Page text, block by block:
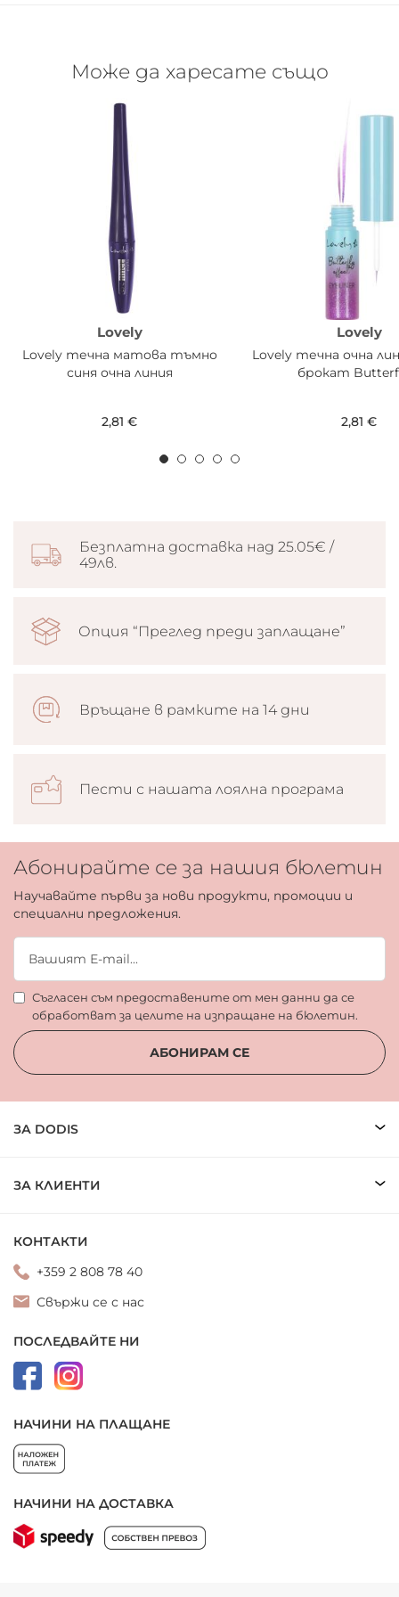
Може да харесате също
Lovely
Lovely течна матова тъмно
синя очна линия
2,81 €
Lovely
Lovely течна очна
брокат
2,81 €
Безплатна доставка над 25.05€ /
49лв.
Опция “Преглед преди заплащане”
Връщане в рамките на 14 дни
Пести с нашата лоялна програма
Абонирайте се за нашия бюлетин
Научавайте първи за нови продукти, промоции и
специални предложения.
Съгласен съм предоставените от мен данни да се
обработват за целите на изпращане на бюлетин.
АБОНИРАМ СЕ
ЗА DODIS
ЗА КЛИЕНТИ
КОНТАКТИ
+359 2 808 78 40
Свържи се с нас
ПОСЛЕДВАЙТЕ НИ
НАЧИНИ НА ПЛАЩАНЕ
НАЧИНИ НА ДОСТАВКА